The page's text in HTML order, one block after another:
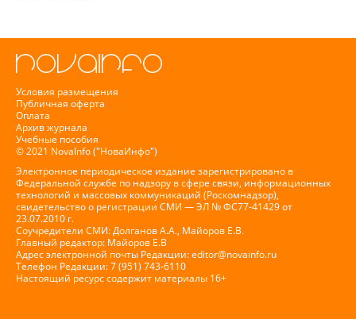
Условия размещения
Публичная оферта
Оплата
Архив журнала
Учебные пособия
© 2021 NovaInfo ("НоваИнфо")
Электронное периодическое издание зарегистрировано в
Федеральной службе по надзору в сфере связи, информационных
технологий и массовых коммуникаций (Роскомнадзор),
свидетельство о регистрации СМИ — ЭЛ № ФС77-41429 от
23.07.2010 г.
Соучредители СМИ: Долганов А.А., Майоров Е.В.
Главный редактор: Майоров Е.В
Адрес электронной почты Редакции:editor@novainfo.ru
Телефон Редакции: 7 (951) 743-6110
Настоящий ресурс содержит материалы 16+